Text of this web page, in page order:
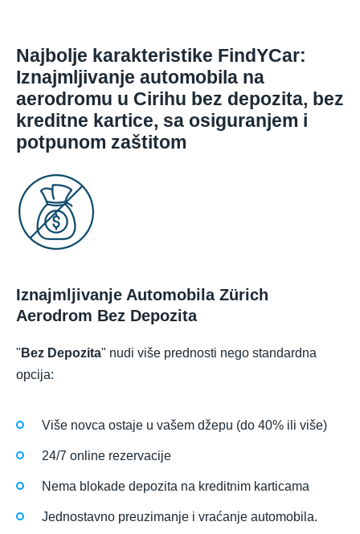
Najbolje karakteristike FindYCar:
Iznajmljivanje automobila na
aerodromu u Cirihu bez depozita, bez
kreditne kartice, sa osiguranjem i
potpunom zaštitom
Iznajmljivanje Automobila Zürich
Aerodrom Bez Depozita
" Bez Depozita" nudi više prednosti nego standardna
opcija:
Više novca ostaje u vašem džepu (do 40% ili više)
24/7 online rezervacije
Nema blokade depozita na kreditnim karticama
Jednostavno preuzimanje i vraćanje automobila.